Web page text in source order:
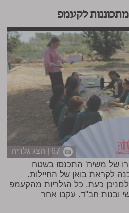
לקעמפ
67 | הצג גלריה
של משיח' התכנסו בשטח
לקראת בואן של החיילות.
כעת. כל הגלריות מהקעמפ
ובנות חב"ד. עקבו אחר